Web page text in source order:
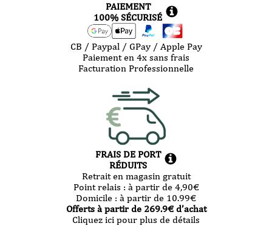
PAIEMENT
100% SÉCURISÉ
CB / Paypal / GPay / Apple Pay
Paiement en 4x sans frais
Facturation Professionnelle
FRAIS DE PORT
RÉDUITS
Retrait en magasin gratuit
Point relais : à partir de 4,90€
Domicile : à partir de 10.99€
Offerts à partir de 269.9€ d’achat
Cliquez ici pour plus de détails